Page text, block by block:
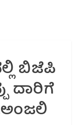
ಬಿಜೆಪಿ
ದಾರಿಗೆ